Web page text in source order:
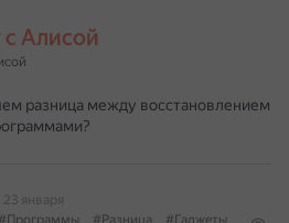
с Алисой
разница между восстановлением
23 января
#Программы #Разница
#Гаджеты